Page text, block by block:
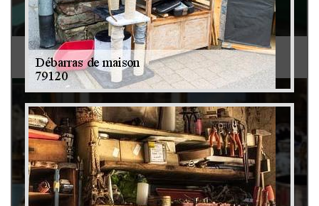
Débarras de grenier et cave 79